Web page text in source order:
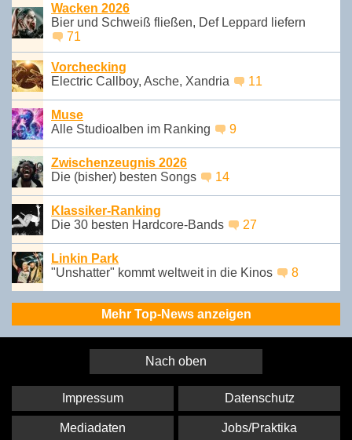
Wacken 2026
Bier und Schweiß fließen, Def Leppard liefern
71
Vorchecking
Electric Callboy, Asche, Xandria
11
Muse
Alle Studioalben im Ranking
9
Zwischenzeugnis 2026
Die (bisher) besten Songs
14
Klassiker-Ranking
Die 30 besten Hardcore-Bands
27
Linkin Park
"Unshatter" kommt weltweit in die Kinos
8
Mehr Top-News anzeigen
Nach oben
Impressum Datenschutz
Mediadaten Jobs/Praktika